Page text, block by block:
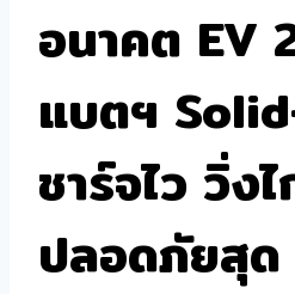
อนาคต EV
แบตฯ
ชาร์จไว วิ่ง
ปลอดภัยสุด